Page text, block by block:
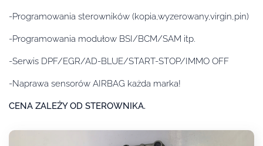
-Programowania sterowników (kopia,wyzerowany,virgin,pin)
-Programowania modułow BSI/BCM/SAM itp.
-Serwis DPF/EGR/AD-BLUE/START-STOP/IMMO OFF
-Naprawa sensorów AIRBAG każda marka!
CENA ZALEŻY OD STEROWNIKA.